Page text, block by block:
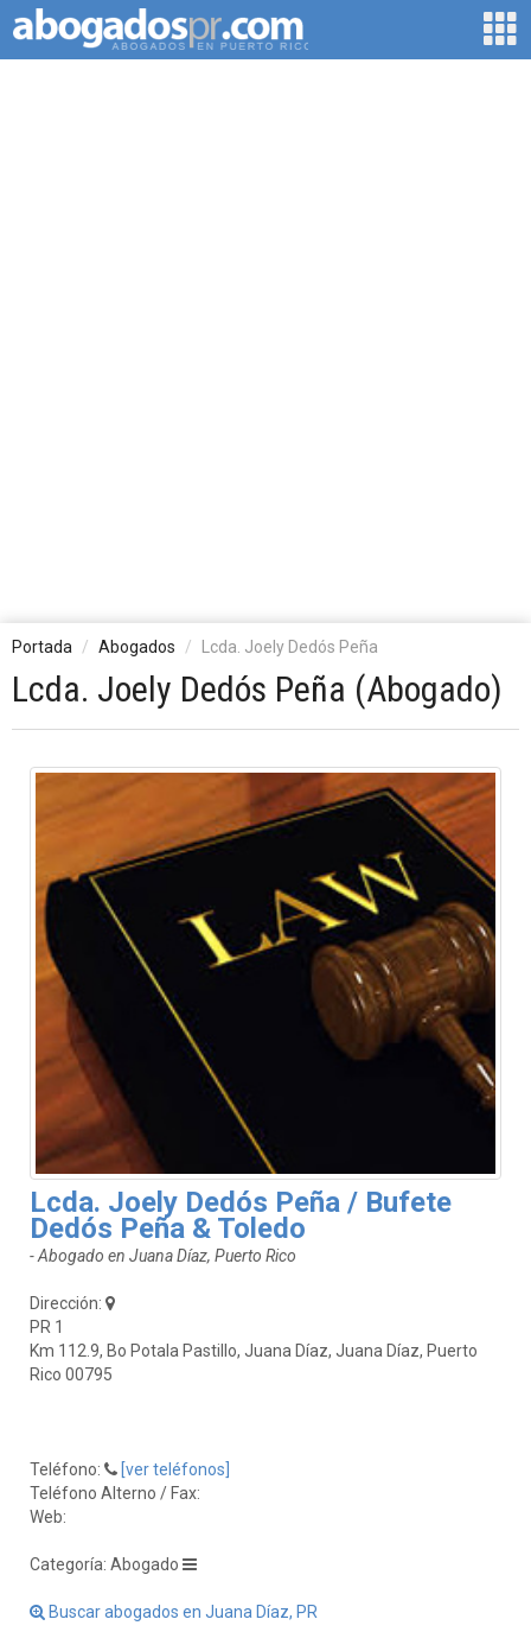
Portada Abogados Lcda. Joely Dedós Peña
Lcda. Joely Dedós Peña (Abogado)
Lcda. Joely Dedós Peña / Bufete
Dedós Peña & Toledo
- Abogado en Juana Díaz, Puerto Rico
Dirección:
PR 1
Km 112.9, Bo Potala Pastillo, Juana Díaz, Juana Díaz, Puerto
Rico 00795
Teléfono:
[ver teléfonos]
Teléfono Alterno / Fax:
Web:
Categoría: Abogado
Buscar abogados en Juana Díaz, PR